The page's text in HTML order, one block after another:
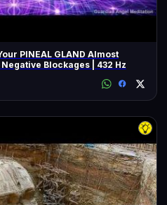
PINEAL GLAND Almost
Blockages | 432 Hz